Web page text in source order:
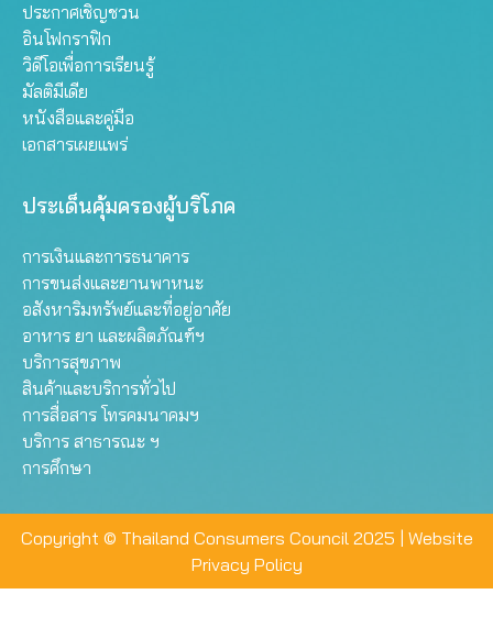
ประกาศเชิญชวน
อินโฟกราฟิก
วิดีโอเพื่อการเรียนรู้
มัลติมีเดีย
หนังสือและคู่มือ
เอกสารเผยแพร่
ประเด็นคุ้มครองผู้บริโภค
การเงินและการธนาคาร
การขนส่งและยานพาหนะ
อสังหาริมทรัพย์และที่อยู่อาศัย
อาหาร ยา และผลิตภัณฑ์ฯ
บริการสุขภาพ
สินค้าและบริการทั่วไป
การสื่อสาร โทรคมนาคมฯ
บริการ สาธารณะ ฯ
การศึกษา
Copyright © Thailand Consumers Council 2025 | Website
Privacy Policy